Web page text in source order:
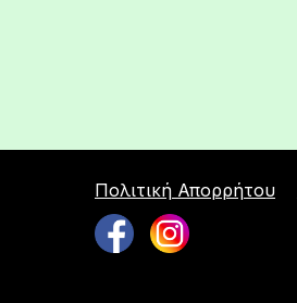
Πολιτική Απορρήτου